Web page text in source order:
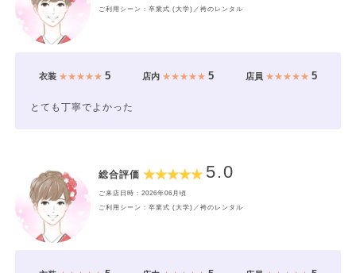
ご利用シーン：卒業式 (大学)／袴のレンタル
衣装★★★★★ 5 店内★★★★★ 5 店員 ★★★★★5
とても丁寧でよかった
総合評価 5.0
ご来店日時：2026年06月頃
ご利用シーン：卒業式 (大学)／袴のレンタル